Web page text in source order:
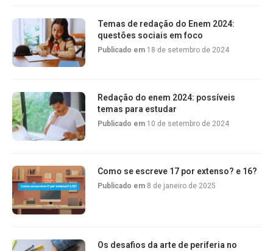
Temas de redação do Enem 2024:
questões sociais em foco
Publicado em 18 de setembro de 2024
Redação do enem 2024: possíveis
temas para estudar
Publicado em 10 de setembro de 2024
Como se escreve 17 por extenso? e 16?
Publicado em 8 de janeiro de 2025
Os desafios da arte de periferia no